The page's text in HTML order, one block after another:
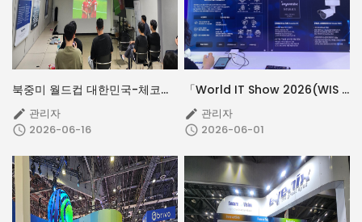
북중미 월드컵 대한민국-체코전 단체 시청
 관리자
 2026-06-16
「World IT Show 2026(WIS 2026)」경북컨소시엄 스마트시티, 공동 전시 참가
 관리자
 2026-06-01